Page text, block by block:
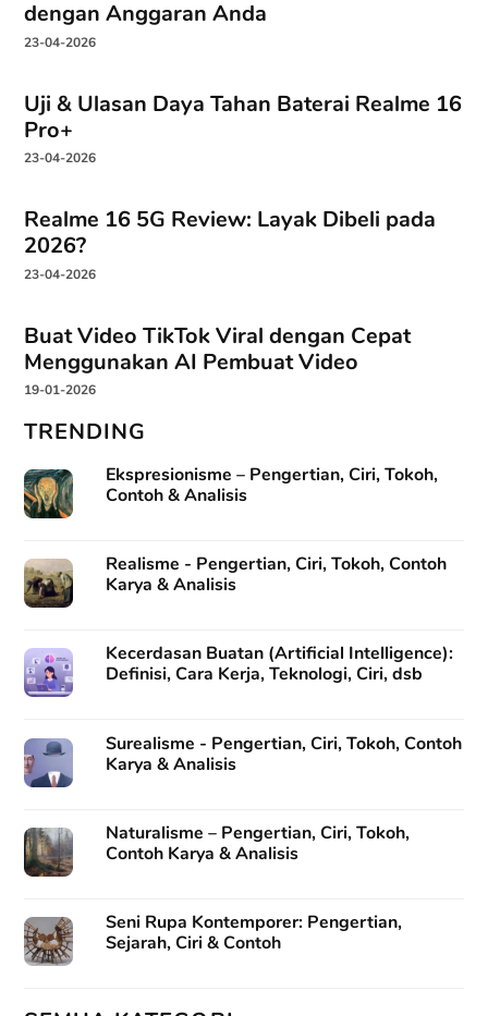
27-09-2023 at 00:46
dan psikomotor kok tdak kelihatan ya,,,
Balas
Gamal Thabroni says:
Maksudnya ada KKO yang tidak ada ya? Dari Kemenkes
operasional tersebut hanya semacam guideline umum
saja, apabila dirasa tidak ada yang mewakili indikator
yang ingin kita nilai, kita bisa menggunakan kata kerja
dengan tingkat kognitif masing-masing dan memang
Balas
KASUM, S.Pdsays:
07-11-2023 at 12:44
menyelesaikan beban guru SD
Rival
Terimakasih artikelnya, sangat mencerahkan saya sebagai
seorang guru muda. semoga penulis artikel ini diberi
aamiin
dengan Anggaran Anda
23-04-2026
Uji & Ulasan Daya Tahan Baterai Realme 16
Pro+
23-04-2026
Realme 16 5G Review: Layak Dibeli pada
2026?
23-04-2026
Buat Video TikTok Viral dengan Cepat
Menggunakan AI Pembuat Video
19-01-2026
TRENDING
Ekspresionisme – Pengertian, Ciri, Tokoh,
Contoh & Analisis
Realisme - Pengertian, Ciri, Tokoh, Contoh
Karya & Analisis
Kecerdasan Buatan (Artificial Intelligence):
Definisi, Cara Kerja, Teknologi, Ciri, dsb
Surealisme - Pengertian, Ciri, Tokoh, Contoh
Karya & Analisis
Naturalisme – Pengertian, Ciri, Tokoh,
Contoh Karya & Analisis
Seni Rupa Kontemporer: Pengertian,
Sejarah, Ciri & Contoh